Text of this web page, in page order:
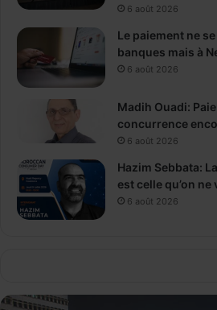
6 août 2026
Le paiement ne
banques mais à
6 août 2026
Madih Ouadi:
concurrence
6 août 2026
Hazim Sebbata:
est celle qu’on ne
6 août 2026